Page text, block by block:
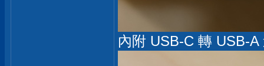
內附 USB-C 轉 USB-